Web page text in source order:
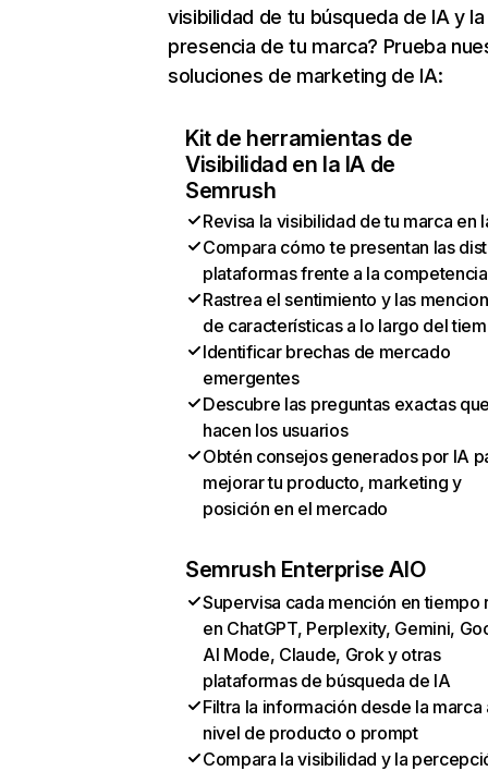
visibilidad de tu búsqueda de IA y la
presencia de tu marca? Prueba
soluciones de marketing de IA:
Kit de herramientas de
Visibilidad en la IA de
Semrush
Revisa la visibilidad de tu marca en
Compara cómo te presentan las
plataformas frente a la competencia
Rastrea el sentimiento y las
de características a lo largo del
Identificar brechas de mercado
emergentes
Descubre las preguntas exactas
hacen los usuarios
Obtén consejos generados por IA
mejorar tu producto, marketing y
posición en el mercado
Semrush Enterprise AIO
Supervisa cada mención en tiempo
en ChatGPT, Perplexity, Gemini,
AI Mode, Claude, Grok y otras
plataformas de búsqueda de IA
Filtra la información desde la marca
nivel de producto o prompt
Compara la visibilidad y la